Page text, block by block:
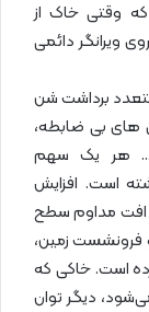
وقتی خاک از
ویرانگر دائمی
متعدد برداشت شن
های بی ضابطه،
… هر یک سهم
است. افزایش
افت مداوم سطح
فرونشست زمین،
است. خاکی که
دیگر توان